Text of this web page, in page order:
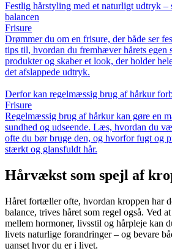
Festlig hårstyling med et naturligt udtryk –
balancen
Frisure
Drømmer du om en frisure, der både ser
tips til, hvordan du fremhæver hårets egen
produkter og skaber et look, der holder
det afslappede udtryk.
Derfor kan regelmæssig brug af hårkur
Frisure
Regelmæssig brug af hårkur kan gøre en
sundhed og udseende. Læs, hvordan du
ofte du bør bruge den, og hvorfor fugt og
stærkt og glansfuldt hår.
Hårvækst som spejl af
Håret fortæller ofte, hvordan kroppen har
balance, trives håret som regel også. Ved
mellem hormoner, livsstil og hårpleje kan
livets naturlige forandringer – og bevare
uanset hvor du er i livet.